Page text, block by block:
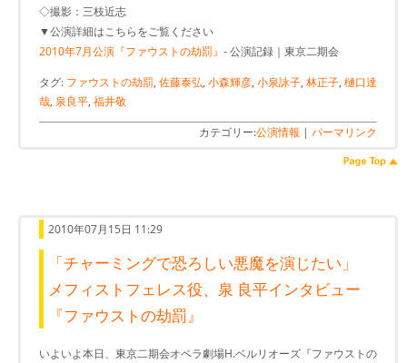
◇撮影：三枝近志
▼公演詳細はこちらをご覧ください
2010年7月公演『ファウストの劫罰』 - 公演記録｜東京二期会
タグ: ファウストの劫罰, 佐藤泰弘, 小森輝彦, 小泉詠子, 林正子, 樋口達
哉, 泉良平, 福井敬
カテゴリー:公演情報 | パーマリンク
2010年07月15日 11:29
「チャーミングで恐ろしい悪魔を演じたい」
メフィストフェレス役、泉 良平インタビュー
『ファウストの劫罰』
いよいよ本日、東京二期会オペラ劇場H.ベルリオーズ『ファウストの